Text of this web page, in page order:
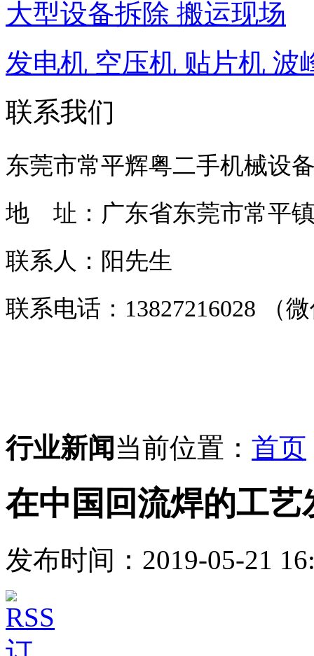
大型设备拆除 搬运现场
发电机 空压机 贴片机 波
联系我们
东莞市常平辉粤二手机械设
地 址：广东省东莞市常平
联系人：阳先生
联系电话：13827216028 （
行业新闻 当前位置： 首页
在中国回流焊的工艺
发布时间：2019-05-21